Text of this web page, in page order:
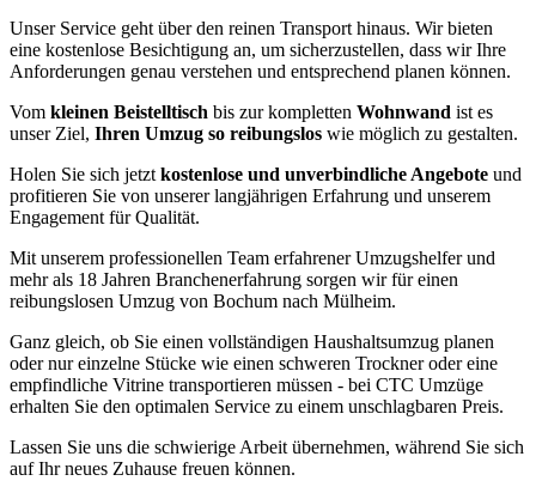
Unser Service geht über den reinen Transport hinaus. Wir bieten
eine kostenlose Besichtigung an, um sicherzustellen, dass wir Ihre
Anforderungen genau verstehen und entsprechend planen können.
Vom kleinen Beistelltisch bis zur kompletten Wohnwand ist es
unser Ziel, Ihren Umzug so reibungslos wie möglich zu gestalten.
Holen Sie sich jetzt kostenlose und unverbindliche Angebote und
profitieren Sie von unserer langjährigen Erfahrung und unserem
Engagement für Qualität.
Mit unserem professionellen Team erfahrener Umzugshelfer und
mehr als 18 Jahren Branchenerfahrung sorgen wir für einen
reibungslosen Umzug von Bochum nach Mülheim.
Ganz gleich, ob Sie einen vollständigen Haushaltsumzug planen
oder nur einzelne Stücke wie einen schweren Trockner oder eine
empfindliche Vitrine transportieren müssen - bei CTC Umzüge
erhalten Sie den optimalen Service zu einem unschlagbaren Preis.
Lassen Sie uns die schwierige Arbeit übernehmen, während Sie sich
auf Ihr neues Zuhause freuen können.